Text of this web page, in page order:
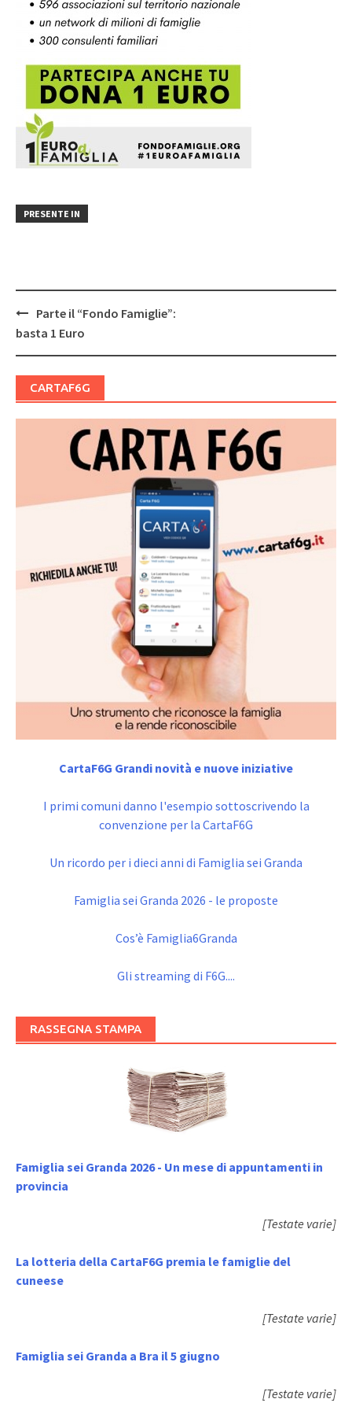
PRESENTE IN
Post
navigation
Parte il “Fondo Famiglie”:
basta 1 Euro
CARTAF6G
CartaF6G Grandi novità e nuove iniziative
I primi comuni danno l'esempio sottoscrivendo la
convenzione per la CartaF6G
Un ricordo per i dieci anni di Famiglia sei Granda
Famiglia sei Granda 2026 - le proposte
Cos’è Famiglia6Granda
Gli streaming di F6G....
RASSEGNA STAMPA
Famiglia sei Granda 2026 - Un mese di appuntamenti in
provincia
[Testate varie]
La lotteria della CartaF6G premia le famiglie del
cuneese
[Testate varie]
Famiglia sei Granda a Bra il 5 giugno
[Testate varie]